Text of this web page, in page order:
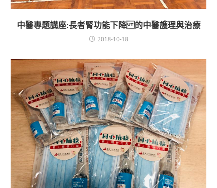
中醫專題講座:長者腎功能下降 的中醫護理與治療
2018-10-18